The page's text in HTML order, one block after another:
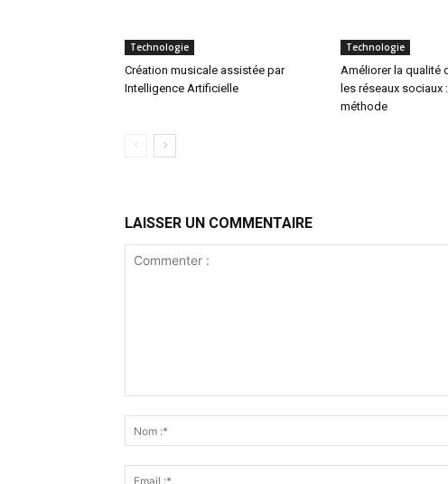
Technologie
Création musicale assistée par
Intelligence Artificielle
Technologie
Améliorer la qualité
les réseaux sociaux
méthode
LAISSER UN COMMENTAIRE